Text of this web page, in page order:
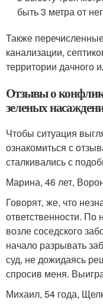
быть 3 метра от
Также
канализации,
территории дачного
Отзывы о
зеленых
Чтобы ситуация
ознакомиться с
сталкивались с
Марина, 46 лет,
Говорят, же, что
ответственности.
возле соседского
начало разрывать
суд, не дожидаясь
спросив меня.
Михаил, 54 года,